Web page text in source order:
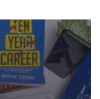
знову й знову.
парку
жива
серія «Історії
про Персі — це […]